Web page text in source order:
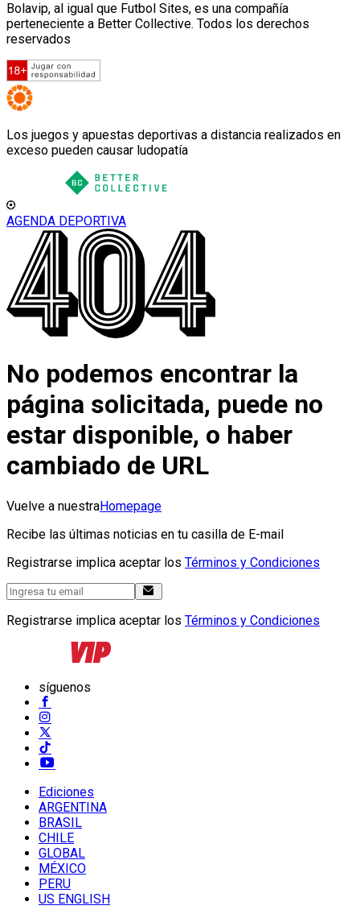
Bolavip, al igual que Futbol Sites, es una compañía
perteneciente a Better Collective. Todos los derechos
reservados
Los juegos y apuestas deportivas a distancia realizados en
exceso pueden causar ludopatía
AGENDA DEPORTIVA
No podemos encontrar la
página solicitada, puede no
estar disponible, o haber
cambiado de URL
Vuelve a nuestraHomepage
Recibe las últimas noticias en tu casilla de E-mail
Registrarse implica aceptar los Términos y Condiciones
Registrarse implica aceptar los Términos y Condiciones
síguenos
Ediciones
ARGENTINA
BRASIL
CHILE
GLOBAL
MÉXICO
PERU
US ENGLISH